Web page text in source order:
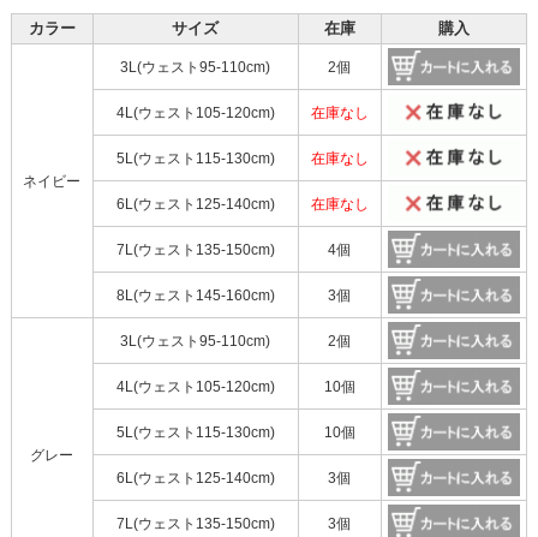
カラー サイズ 在庫 購入
ネイビー
3L(ウェスト95-110cm) 2個
4L(ウェスト105-120cm) 在庫なし
5L(ウェスト115-130cm) 在庫なし
6L(ウェスト125-140cm) 在庫なし
7L(ウェスト135-150cm) 4個
8L(ウェスト145-160cm) 3個
グレー
3L(ウェスト95-110cm) 2個
4L(ウェスト105-120cm) 10個
5L(ウェスト115-130cm) 10個
6L(ウェスト125-140cm) 3個
7L(ウェスト135-150cm) 3個